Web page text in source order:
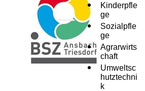
Menü
Kinderpfle
ge
Sozialpfle
ge
Agrarwirts
chaft
Umweltsc
hutztechni
k